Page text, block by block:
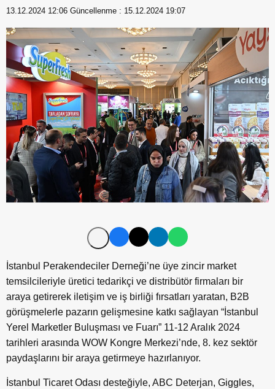
13.12.2024 12:06 Güncellenme : 15.12.2024 19:07
İstanbul Perakendeciler Derneği’ne üye zincir market
temsilcileriyle üretici tedarikçi ve distribütör firmaları bir
araya getirerek iletişim ve iş birliği fırsatları yaratan, B2B
görüşmelerle pazarın gelişmesine katkı sağlayan “İstanbul
Yerel Marketler Buluşması ve Fuarı” 11-12 Aralık 2024
tarihleri arasında WOW Kongre Merkezi’nde, 8. kez sektör
paydaşlarını bir araya getirmeye hazırlanıyor.
İstanbul Ticaret Odası desteğiyle, ABC Deterjan, Giggles,